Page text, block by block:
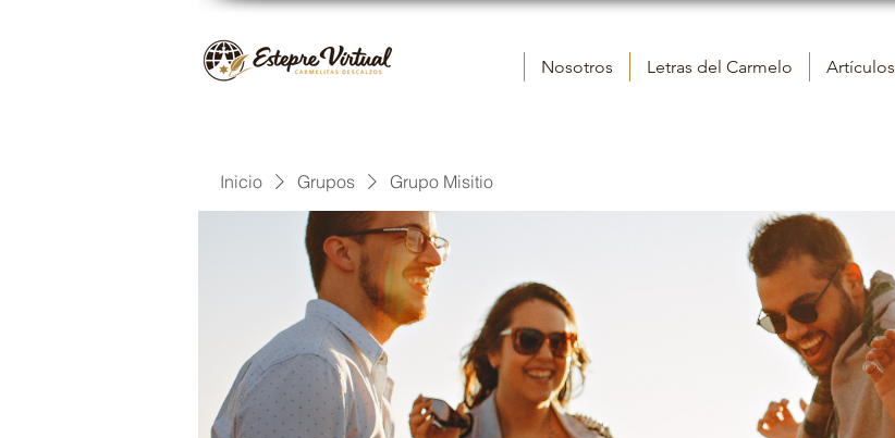
Nosotros Letras del Carmelo Artículos
Inicio Grupos Grupo Misitio